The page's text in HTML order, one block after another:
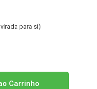
para si)
Carrinho